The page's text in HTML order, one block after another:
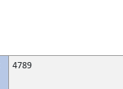
4789